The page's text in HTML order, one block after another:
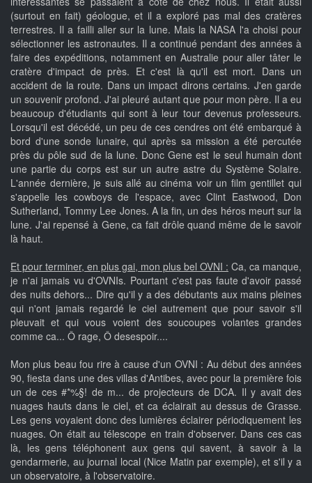
(surtout en fait) géologue, et il a exploré pas mal des cratères
terrestres. Il a failli aller sur la lune. Mais la NASA l'a choisi pour
sélectionner les astronautes. Il a continué pendant des années à
faire des expéditions, notamment en Australie pour aller tâter le
cratère d'impact de près. Et c'est là qu'il est mort. Dans un
accident de la route. Dans un impact dirons certains. J'en garde
un souvenir profond. J'ai pleuré autant que pour mon père. Il a eu
beaucoup d'étudiants qui sont à leur tour devenus professeurs.
Lorsqu'il est décédé, un peu de ces cendres ont été embarqué à
bord d'une sonde lunaire, qui après sa mission a été percutée
près du pôle sud de la lune. Donc Gene est le seul humain dont
une partie du corps est sur un autre astre du Système Solaire.
L'année dernière, je suis allé au cinéma voir un film gentillet qui
s'appelle les cowboys de l'espace, avec Clint Eastwood, Don
Sutherland, Tommy Lee Jones. A la fin, un des héros meurt sur la
lune. J'ai repensé à Gene, ca fait drôle quand même de le savoir
là haut.
Et pour terminer, en plus gai, mon plus bel OVNI : Ca, ca manque,
je n'ai jamais vu d'OVNIs. Pourtant c'est pas faute d'avoir passé
des nuits dehors... Dire qu'il y a des débutants aux mains pleines
qui n'ont jamais regardé le ciel autrement que pour savoir s'il
pleuvait et qui vous voient des soucoupes volantes grandes
comme ca... Ô rage, Ô desespoir....
Mon plus beau fou rire à cause d'un OVNI : Au début des années
90, fiesta dans une des villas d'Antibes, avec pour la première fois
un de ces #*%§! de m... de projecteurs de DCA. Il y avait des
nuages hauts dans le ciel, et ca éclairait au dessus de Grasse.
Les gens voyaient donc des lumières éclairer périodiquement les
nuages. On était au télescope en train d'observer. Dans ces cas
là, les gens téléphonent aux gens qui savent, à savoir à la
gendarmerie, au journal local (Nice Matin par exemple), et s'il y a
un observatoire, à l'observatoire.